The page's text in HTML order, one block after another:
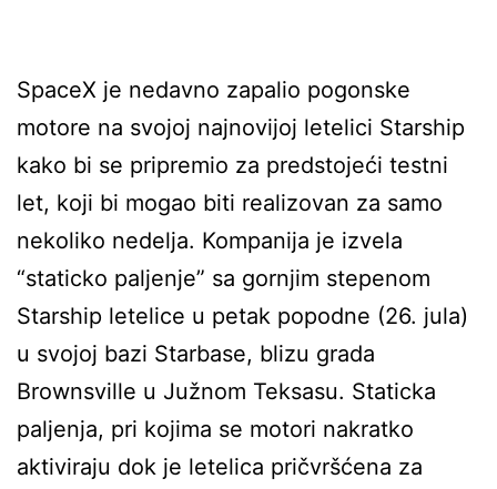
SpaceX je nedavno zapalio pogonske
motore na svojoj najnovijoj letelici Starship
kako bi se pripremio za predstojeći testni
let, koji bi mogao biti realizovan za samo
nekoliko nedelja. Kompanija je izvela
“staticko paljenje” sa gornjim stepenom
Starship letelice u petak popodne (26. jula)
u svojoj bazi Starbase, blizu grada
Brownsville u Južnom Teksasu. Staticka
paljenja, pri kojima se motori nakratko
aktiviraju dok je letelica pričvršćena za